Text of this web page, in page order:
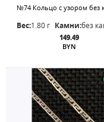
Вес:1.80 г Камни:без
149.49
BYN